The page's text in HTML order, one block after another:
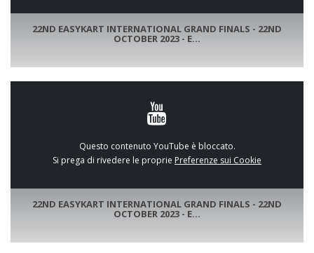
22ND EASYKART INTERNATIONAL GRAND FINALS - 22ND
OCTOBER 2023 - E...
Questo contenuto YouTube è bloccato.
Si prega di rivedere le proprie Preferenze sui Cookie
22ND EASYKART INTERNATIONAL GRAND FINALS - 22ND
OCTOBER 2023 - E...